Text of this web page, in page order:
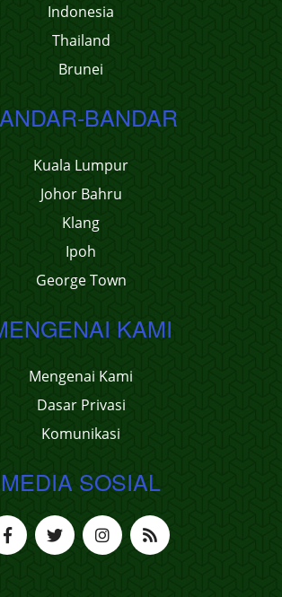
Indonesia
Thailand
Brunei
BANDAR
Kuala Lumpur
Johor Bahru
Klang
Ipoh
George Town
KAMI
Mengenai Kami
Dasar Privasi
Komunikasi
MEDIA SOSIAL